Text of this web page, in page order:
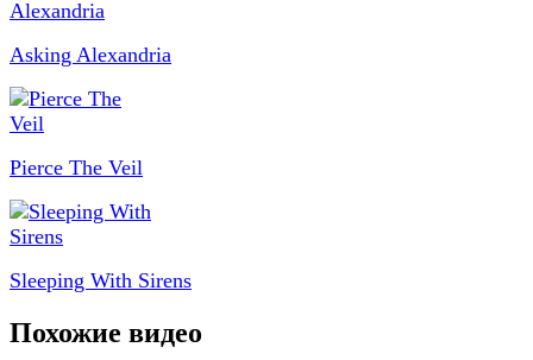
Asking Alexandria
Pierce The Veil
Sleeping With Sirens
Похожие видео